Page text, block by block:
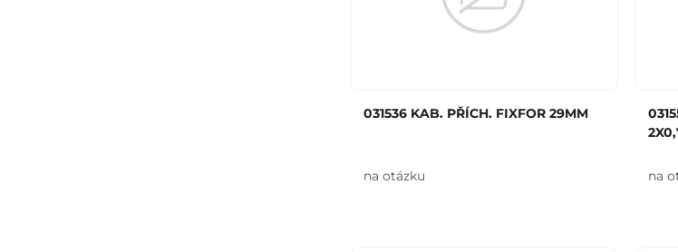
031536 KAB. PŘÍCH. FIXFOR 29MM
na otázku na